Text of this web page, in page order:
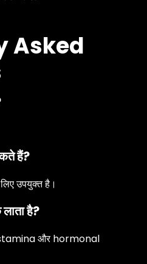
Asked
हैं?
उपयुक्त है।
है?
और hormonal